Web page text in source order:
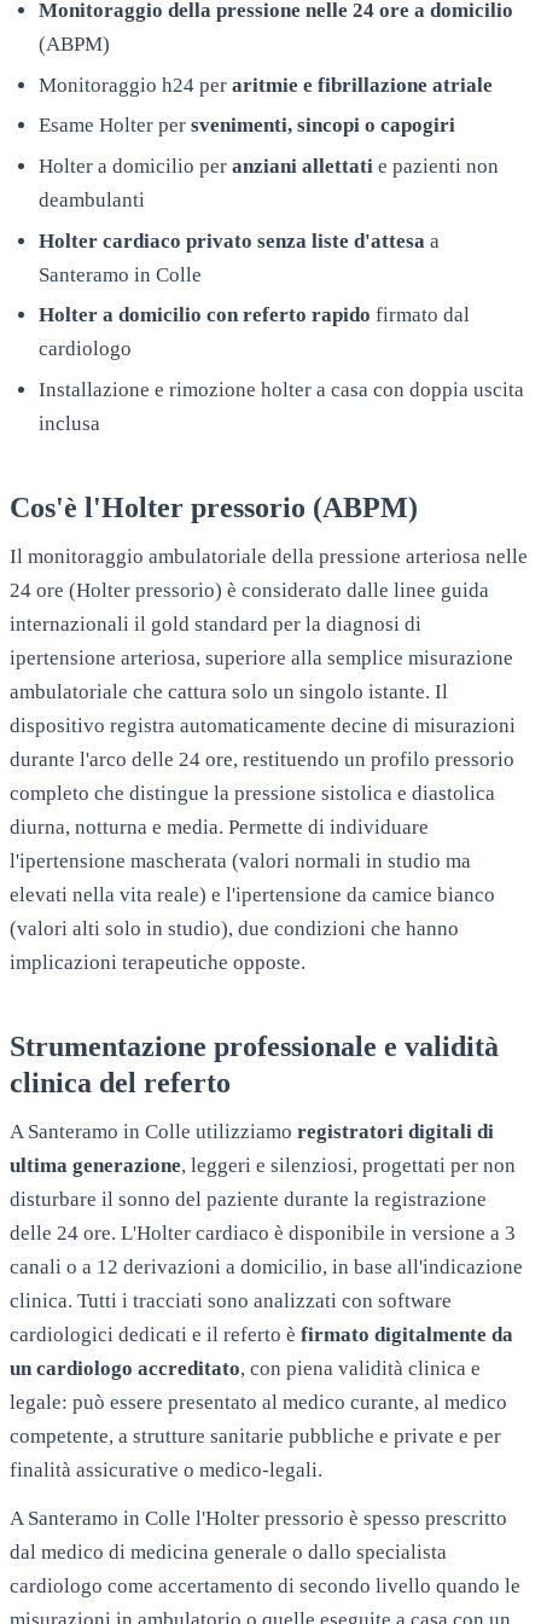
Monitoraggio della pressione nelle 24 ore a domicilio
(ABPM)
Monitoraggio h24 per aritmie e fibrillazione atriale
Esame Holter per svenimenti, sincopi o capogiri
Holter a domicilio per anziani allettati e pazienti non
deambulanti
Holter cardiaco privato senza liste d'attesa a
Santeramo in Colle
Holter a domicilio con referto rapido firmato dal
cardiologo
Installazione e rimozione holter a casa con doppia uscita
inclusa
Cos'è l'Holter pressorio (ABPM)
Il monitoraggio ambulatoriale della pressione arteriosa nelle
24 ore (Holter pressorio) è considerato dalle linee guida
internazionali il gold standard per la diagnosi di
ipertensione arteriosa, superiore alla semplice misurazione
ambulatoriale che cattura solo un singolo istante. Il
dispositivo registra automaticamente decine di misurazioni
durante l'arco delle 24 ore, restituendo un profilo pressorio
completo che distingue la pressione sistolica e diastolica
diurna, notturna e media. Permette di individuare
l'ipertensione mascherata (valori normali in studio ma
elevati nella vita reale) e l'ipertensione da camice bianco
(valori alti solo in studio), due condizioni che hanno
implicazioni terapeutiche opposte.
Strumentazione professionale e validità
clinica del referto
A Santeramo in Colle utilizziamo registratori digitali di
ultima generazione, leggeri e silenziosi, progettati per non
disturbare il sonno del paziente durante la registrazione
delle 24 ore. L'Holter cardiaco è disponibile in versione a 3
canali o a 12 derivazioni a domicilio, in base all'indicazione
clinica. Tutti i tracciati sono analizzati con software
cardiologici dedicati e il referto è firmato digitalmente da
un cardiologo accreditato, con piena validità clinica e
legale: può essere presentato al medico curante, al medico
competente, a strutture sanitarie pubbliche e private e per
finalità assicurative o medico-legali.
A Santeramo in Colle l'Holter pressorio è spesso prescritto
dal medico di medicina generale o dallo specialista
cardiologo come accertamento di secondo livello quando le